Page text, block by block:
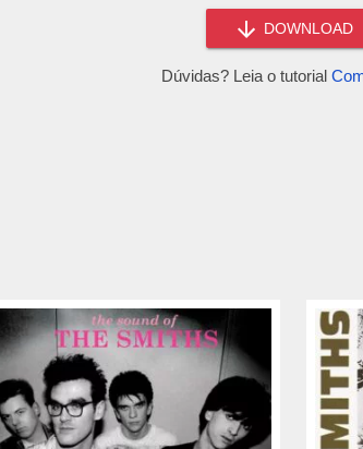
DOWNLOAD
Dúvidas? Leia o tutorial